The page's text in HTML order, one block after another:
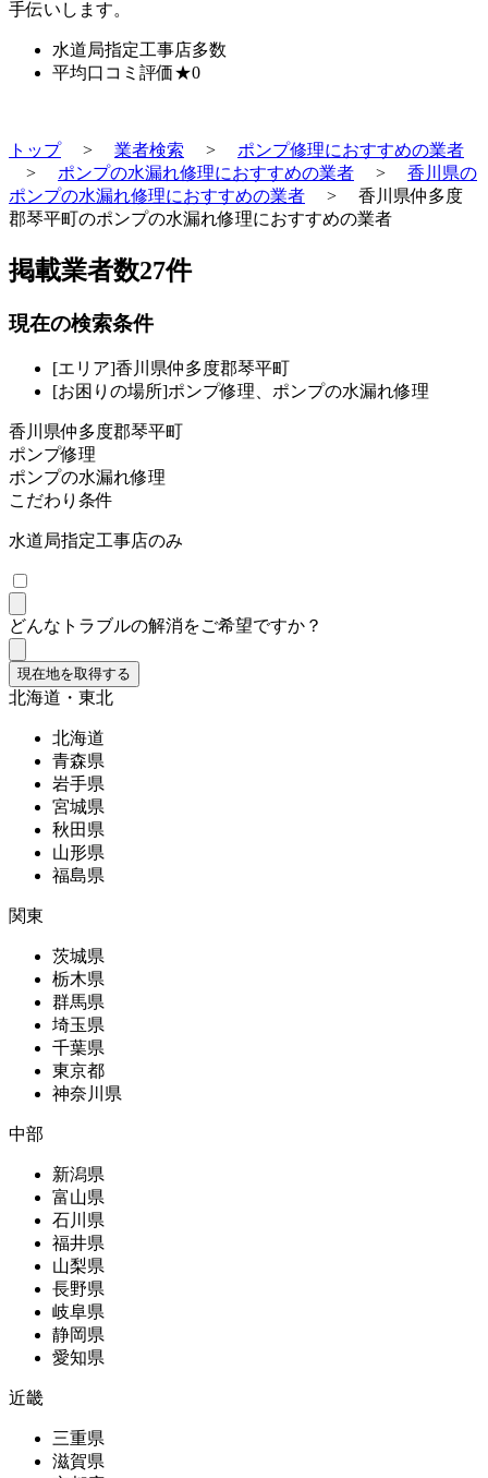
手伝いします。
水道局指定工事店多数
平均口コミ評価★0
トップ> 業者検索 > ポンプ修理におすすめの業者
> ポンプの水漏れ修理におすすめの業者 > 香川県の
ポンプの水漏れ修理におすすめの業者 > 香川県仲多度
郡琴平町のポンプの水漏れ修理におすすめの業者
掲載業者数27件
現在の検索条件
[エリア]香川県仲多度郡琴平町
[お困りの場所]ポンプ修理、ポンプの水漏れ修理
香川県仲多度郡琴平町
ポンプ修理
ポンプの水漏れ修理
こだわり条件
水道局指定工事店のみ
どんなトラブルの解消をご希望ですか？
現在地を取得する
北海道・東北
北海道
青森県
岩手県
宮城県
秋田県
山形県
福島県
関東
茨城県
栃木県
群馬県
埼玉県
千葉県
東京都
神奈川県
中部
新潟県
富山県
石川県
福井県
山梨県
長野県
岐阜県
静岡県
愛知県
近畿
三重県
滋賀県